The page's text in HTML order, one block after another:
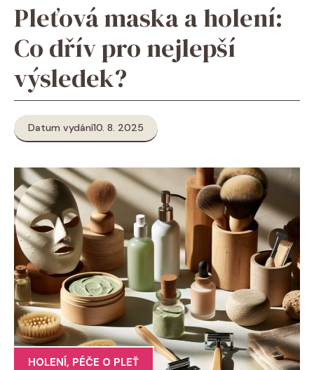
Pleťová maska a holení:
Co dřív pro nejlepší
výsledek?
Datum vydání10. 8. 2025
HOLENÍ, PÉČE O PLEŤ